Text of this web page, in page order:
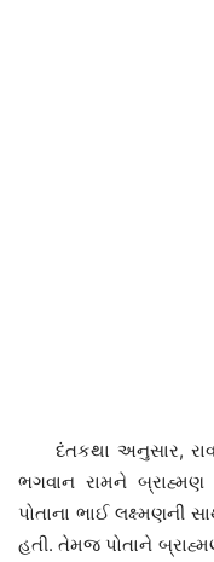
દંતકથા અનુસાર,
ભગવાન રામને બ્રાહ્મણ
પોતાના ભાઈ લક્ષ્‍મણની
હતી. તેમજ પોતાને